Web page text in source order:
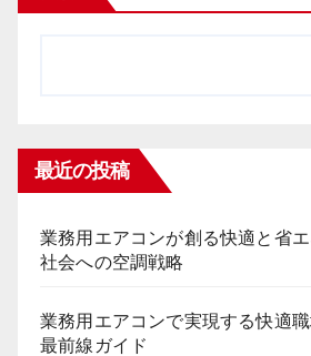
最近の投稿
業務用エアコンが創る快適と省
社会への空調戦略
業務用エアコンで実現する快適
最前線ガイド